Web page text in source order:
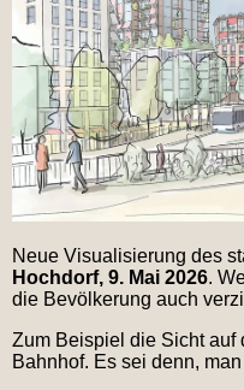
Neue Visualisierung des
Hochdorf, 9. Mai 2026.
die Bevölkerung auch
Zum Beispiel die Sicht auf
Bahnhof. Es sei denn,